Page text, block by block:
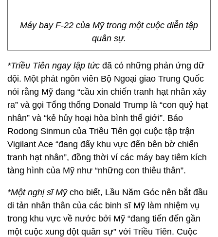
Máy bay F-22 của Mỹ trong một cuộc diễn tập
quân sự.
*Triều Tiên ngay lập tức đã có những phản ứng dữ
dội. Một phát ngôn viên Bộ Ngoại giao Trung Quốc
nói rằng Mỹ đang “cầu xin chiến tranh hạt nhân xảy
ra” và gọi Tổng thống Donald Trump là “con quỷ hạt
nhân” và “kẻ hủy hoại hòa bình thế giới”. Báo
Rodong Sinmun của Triều Tiên gọi cuộc tập trận
Vigilant Ace “đang đẩy khu vực đến bên bờ chiến
tranh hạt nhân”, đồng thời ví các máy bay tiêm kích
tàng hình của Mỹ như “những con thiêu thân”.
*Một nghị sĩ Mỹcho biết, Lầu Năm Góc nên bắt đầu
di tản nhân thân của các binh sĩ Mỹ làm nhiệm vụ
trong khu vực về nước bởi Mỹ “đang tiến đến gần
một cuộc xung đột quân sự” với Triều Tiên. Cuộc